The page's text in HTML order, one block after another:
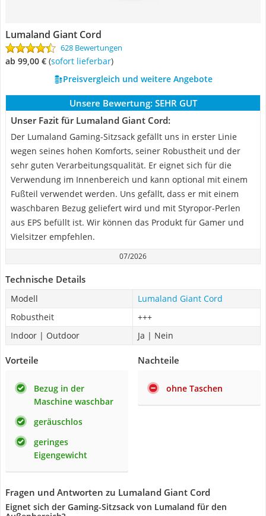
Lumaland Giant Cord
628 Bewertungen
ab 99,00 € ( Sofort lieferbar)
Preisvergleich und weitere Angebote
Unsere Bewertung: SEHR GUT
Unser Fazit für Lumaland Giant Cord:
Der Lumaland Gaming-Sitzsack gefällt uns in erster Linie
wegen seines hohen Komforts, seiner Robustheit und der
sehr guten Verarbeitungsqualität. Er eignet sich für die
Verwendung im Innenbereich und kann optional mit einem
Fußteil verwendet werden. Uns gefällt, dass er mit einem
waschbaren Bezug geliefert wird und mit Styropor-Perlen
aus EPS befüllt ist. Wir können das Produkt für Gamer und
Vielsitzer empfehlen.
07/2026
Technische Details
Modell
Lumaland Giant Cord
Robustheit
+++
Indoor | Outdoor
Ja | Nein
Vorteile
Bezug in der
Maschine waschbar
geräuschlos
geringes
Eigengewicht
Nachteile
ohne Taschen
Fragen und Antworten zu Lumaland Giant Cord
Eignet sich der Gaming-Sitzsack von Lumaland für den